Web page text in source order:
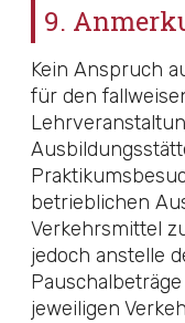
9.
Kein Anspruch
für den
betrieblichen
Verkehrsmittel
jedoch anstelle
jeweiligen